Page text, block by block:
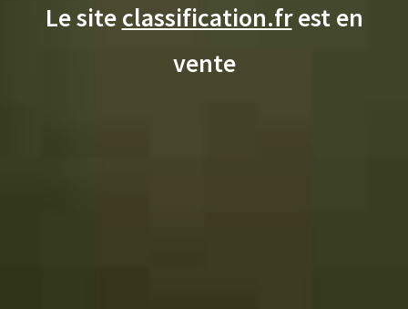
Le siteclassification.frest en
vente